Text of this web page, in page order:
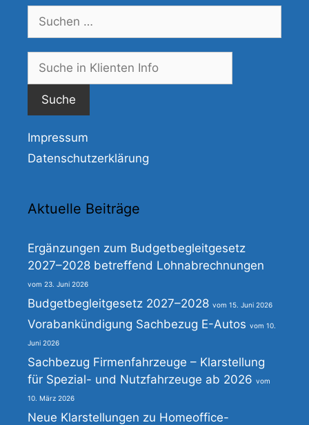
nach:
Impressum
Datenschutzerklärung
Aktuelle Beiträge
Ergänzungen zum Budgetbegleitgesetz
2027–2028 betreffend Lohnabrechnungen
23. Juni 2026
Budgetbegleitgesetz 2027–2028 15. Juni 2026
Vorabankündigung Sachbezug E-Autos 10.
Juni 2026
Sachbezug Firmenfahrzeuge – Klarstellung
für Spezial- und Nutzfahrzeuge ab 2026
10. März 2026
Neue Klarstellungen zu Homeoffice-